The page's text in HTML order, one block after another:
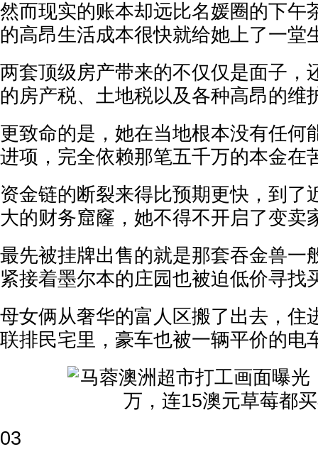
然而现实的账本却远比名媛圈的下午
的高昂生活成本很快就给她上了一堂
两套顶级房产带来的不仅仅是面子，
的房产税、土地税以及各种高昂的维
更致命的是，她在当地根本没有任何
进项，完全依赖那笔五千万的本金在
资金链的断裂来得比预期更快，到了
大的财务窟窿，她不得不开启了变卖
最先被挂牌出售的就是那套吞金兽一
紧接着墨尔本的庄园也被迫低价寻找
母女俩从奢华的富人区搬了出去，住
联排民宅里，豪车也被一辆平价的电
03